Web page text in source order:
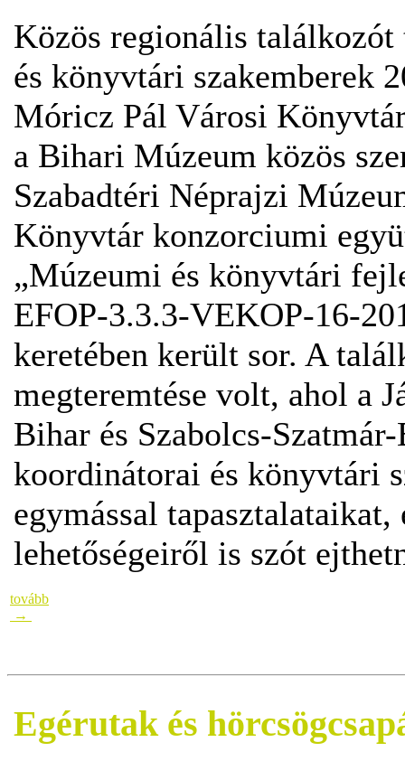
Közös regionális
és könyvtári szakemberek
Móricz Pál Városi
a Bihari Múzeum közös
Szabadtéri Néprajzi
Könyvtár konzorciumi
„Múzeumi és könyvtári
EFOP-3.3.3-VEKOP-16-
keretében került sor. A
megteremtése volt, ahol a
Bihar és Szabolcs-
koordinátorai és könyvtári
egymással
lehetőségeiről is szót
tovább
→
Egérutak és